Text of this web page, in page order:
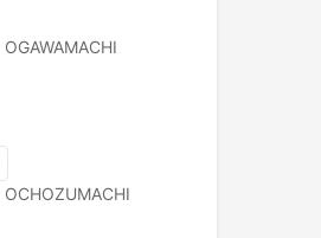
OGAWAMACHI
OCHOZUMACHI